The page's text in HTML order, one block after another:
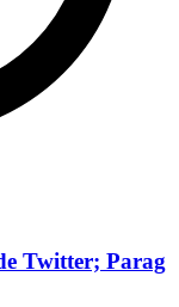
Twitter; Parag